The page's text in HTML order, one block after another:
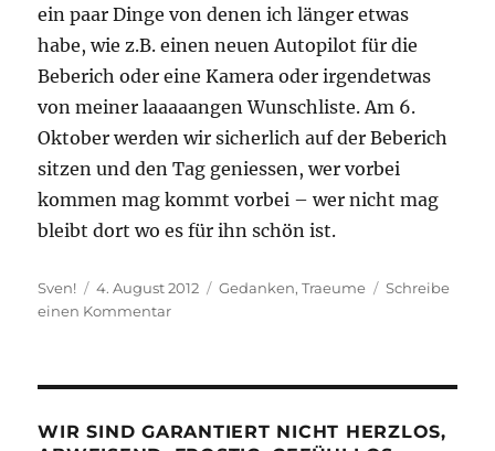
ein paar Dinge von denen ich länger etwas
habe, wie z.B. einen neuen Autopilot für die
Beberich oder eine Kamera oder irgendetwas
von meiner laaaaangen Wunschliste. Am 6.
Oktober werden wir sicherlich auf der Beberich
sitzen und den Tag geniessen, wer vorbei
kommen mag kommt vorbei – wer nicht mag
bleibt dort wo es für ihn schön ist.
Autor
Sven!
Veröffentlicht
am
4. August 2012 Kategorien
Gedanken,Traeume
Schreibe
einen Kommentarzu
bin
WIR SIND GARANTIERT NICHT HERZLOS,